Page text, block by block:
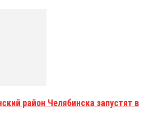
район Челябинска запустят в